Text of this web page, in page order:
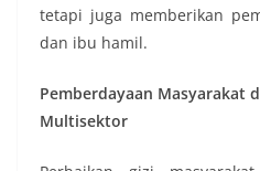
tetapi juga memberikan
dan ibu hamil.
Pemberdayaan Masyarakat
Multisektor